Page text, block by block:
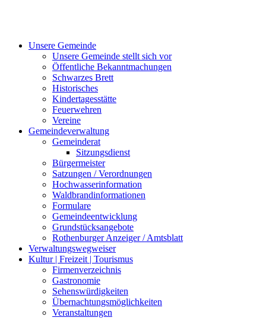
Unsere Gemeinde
Unsere Gemeinde stellt sich vor
Öffentliche Bekanntmachungen
Schwarzes Brett
Historisches
Kindertagesstätte
Feuerwehren
Vereine
Gemeindeverwaltung
Gemeinderat
Sitzungsdienst
Bürgermeister
Satzungen / Verordnungen
Hochwasserinformation
Waldbrandinformationen
Formulare
Gemeindeentwicklung
Grundstücksangebote
Rothenburger Anzeiger / Amtsblatt
Verwaltungswegweiser
Kultur | Freizeit | Tourismus
Firmenverzeichnis
Gastronomie
Sehenswürdigkeiten
Übernachtungsmöglichkeiten
Veranstaltungen